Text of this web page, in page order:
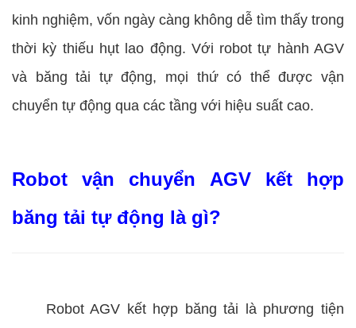
kinh nghiệm, vốn ngày càng không dễ tìm thấy trong
thời kỳ thiếu hụt lao động. Với robot tự hành AGV
và băng tải tự động, mọi thứ có thể được vận
chuyển tự động qua các tầng với hiệu suất cao.
Robot vận chuyển AGV kết hợp
băng tải tự động là gì?
Robot AGV kết hợp băng tải là phương tiện